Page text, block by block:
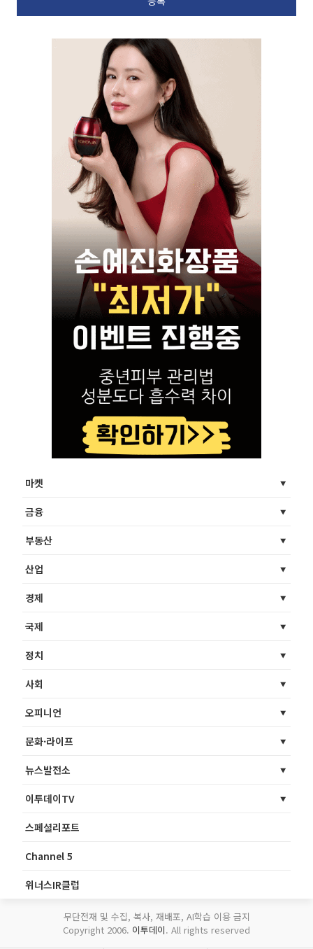
마켓
금융
부동산
산업
경제
국제
정치
사회
오피니언
문화·라이프
뉴스발전소
이투데이TV
스페셜리포트
Channel 5
위너스IR클럽
무단전재 및 수집, 복사, 재배포, AI학습 이용 금지
Copyright 2006. 이투데이. All rights reserved